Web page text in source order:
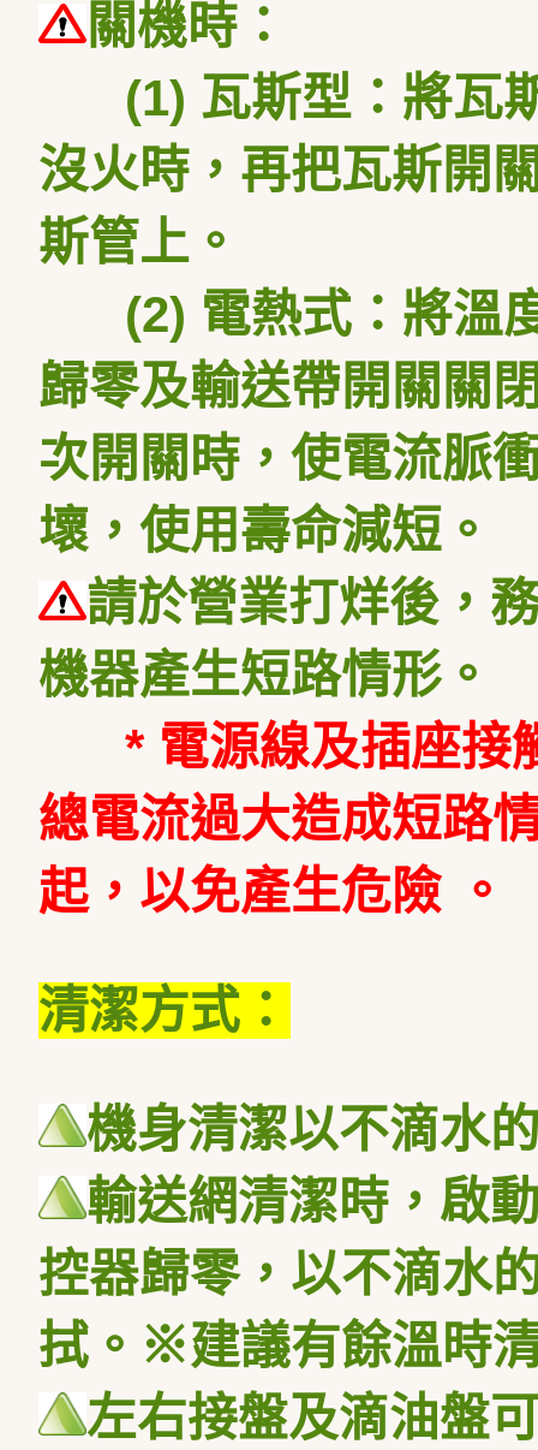
關機時：
(1) 瓦斯型：將瓦
沒火時，再把瓦斯開
斯管上。
(2) 電熱式：將溫
歸零及輸送帶開關關
次開關時，使電流脈
壞，使用壽命減短。
請於營業打烊後，
機器產生短路情形。
* 電源線及插座接
總電流過大造成短路
起，以免產生危險 。
清潔方式：
機身清潔以不滴水
輸送網清潔時，啟
控器歸零，以不滴水
拭。※建議有餘溫時
左右接盤及滴油盤